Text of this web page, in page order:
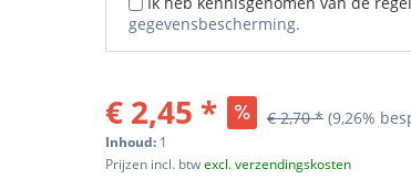
gegevensbescherming.
€ 2,45 * € 2,70 * (9,26%
Inhoud: 1
Prijzen incl. btwexcl. verzendingskosten